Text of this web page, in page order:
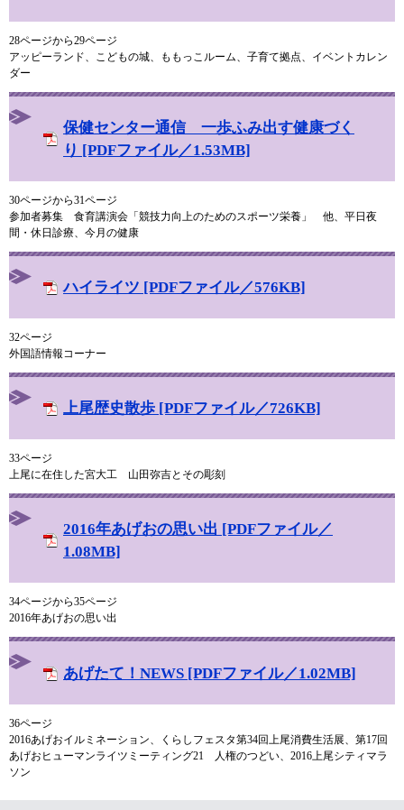
28ページから29ページ
アッピーランド、こどもの城、ももっこルーム、子育て拠点、イベントカレン
ダー
保健センター通信 一歩ふみ出す健康づく
り [PDFファイル／1.53MB]
30ページから31ページ
参加者募集 食育講演会「競技力向上のためのスポーツ栄養」 他、平日夜
間・休日診療、今月の健康
ハイライツ [PDFファイル／576KB]
32ページ
外国語情報コーナー
上尾歴史散歩 [PDFファイル／726KB]
33ページ
上尾に在住した宮大工 山田弥吉とその彫刻
2016年あげおの思い出 [PDFファイル／
1.08MB]
34ページから35ページ
2016年あげおの思い出
あげたて！NEWS [PDFファイル／1.02MB]
36ページ
2016あげおイルミネーション、くらしフェスタ第34回上尾消費生活展、第17回
あげおヒューマンライツミーティング21 人権のつどい、2016上尾シティマラ
ソン